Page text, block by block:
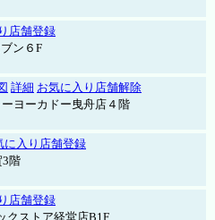
店舗登録
ン６F
詳細 お気に入り店舗解除
ヨーカドー曳舟店４階
に入り店舗登録
3階
店舗登録
クストア経堂店B1F